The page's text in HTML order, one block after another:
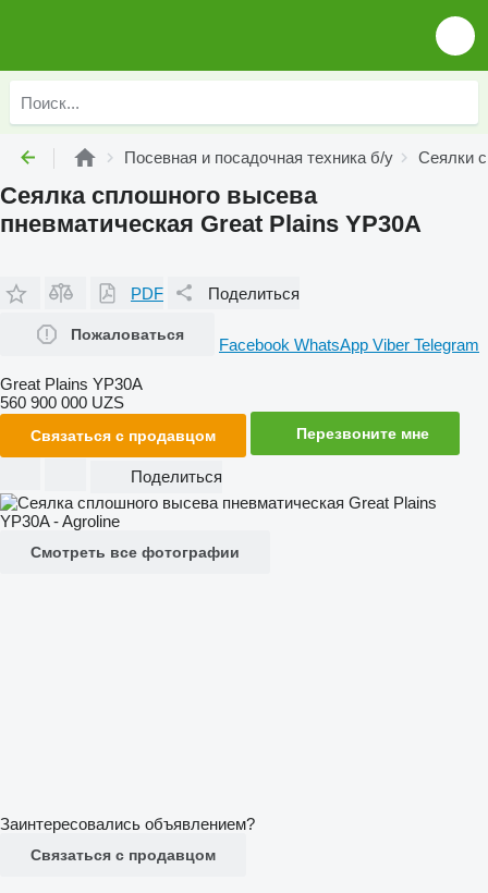
Посевная и посадочная техника б/у Сеялки
Сеялка сплошного высева
пневматическая Great Plains YP30A
PDF Поделиться
Пожаловаться
Facebook WhatsApp Viber Telegram
Great Plains YP30A
560 900 000 UZS
Связаться с продавцом Перезвоните мне
Поделиться
Смотреть все фотографии
Заинтересовались объявлением?
Связаться с продавцом